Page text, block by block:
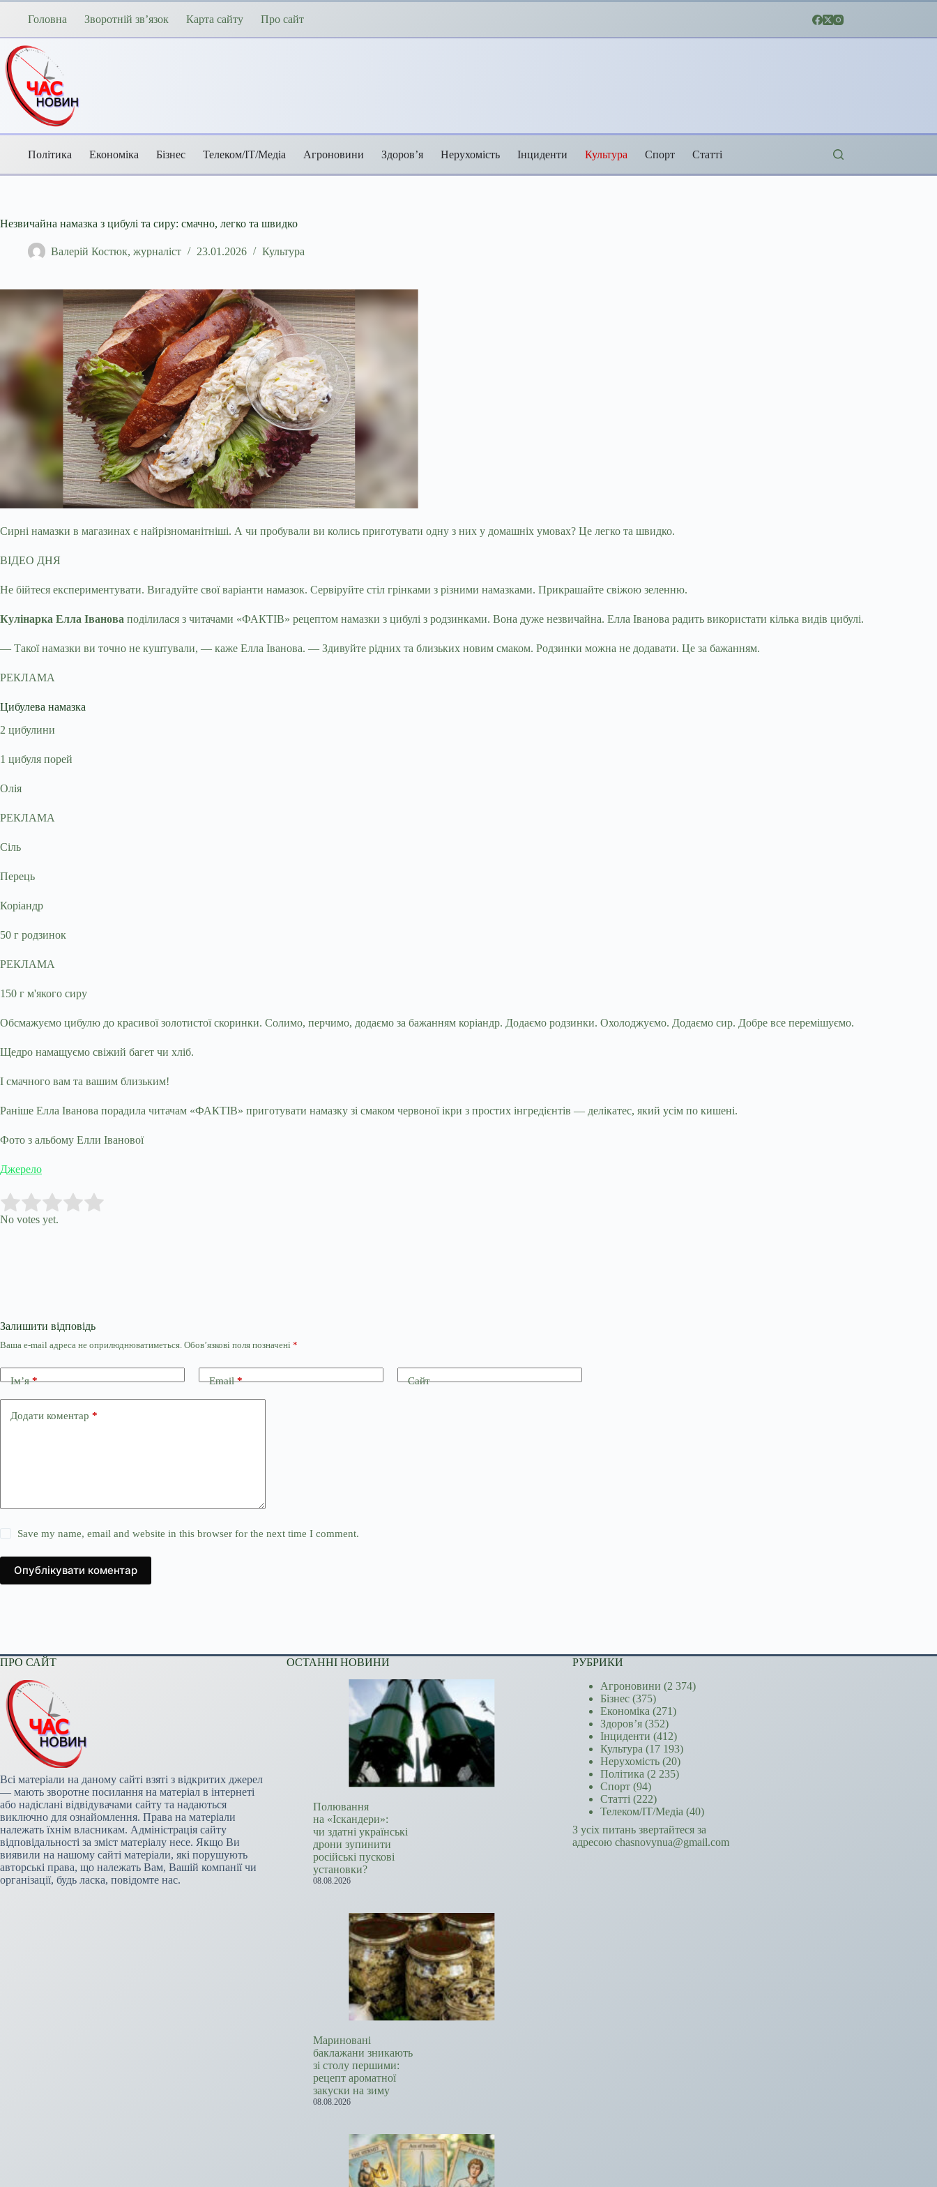
Перейти
Головна Зворотній зв’язок Карта сайту Про сайт
Політика Економіка Бізнес Телеком/ІТ/Медіа Агроновини Здоров’я Нерухомість Інциденти Культура Спорт Статті
Незвичайна намазка з цибулі та сиру: смачно, легко та швидко
Валерій Костюк, журналіст 23.01.2026 Культура
Сирні намазки в магазинах є найрізноманітніші. А чи пробували ви колись приготувати одну з них у домашніх умовах? Це легко та швидко.
ВІДЕО ДНЯ
Не бійтеся експериментувати. Вигадуйте свої варіанти намазок. Сервіруйте стіл грінками з різними намазками. Прикрашайте свіжою зеленню.
Кулінарка Елла Іванова поділилася з читачами «ФАКТІВ» рецептом намазки з цибулі з родзинками. Вона дуже незвичайна. Елла Іванова радить використати кілька видів цибулі.
— Такої намазки ви точно не куштували, — каже Елла Іванова. — Здивуйте рідних та близьких новим смаком. Родзинки можна не додавати. Це за бажанням.
РЕКЛАМА
Цибулева намазка
2 цибулини
1 цибуля порей
Олія
РЕКЛАМА
Сіль
Перець
Коріандр
50 г родзинок
РЕКЛАМА
150 г м'якого сиру
Обсмажуємо цибулю до красивої золотистої скоринки. Солимо, перчимо, додаємо за бажанням коріандр. Додаємо родзинки. Охолоджуємо. Додаємо сир. Добре все перемішуємо.
Щедро намащуємо свіжий багет чи хліб.
І смачного вам та вашим близьким!
Раніше Елла Іванова порадила читачам «ФАКТІВ» приготувати намазку зі смаком червоної ікри з простих інгредієнтів — делікатес, який усім по кишені.
Фото з альбому Елли Іванової
Джерело
Rate this item:
No votes yet.
Залишити відповідь
Ваша e-mail адреса не оприлюднюватиметься. Обов’язкові поля позначені *
Ім’я* Email* Сайт
Додати коментар *
Save my name, email and website in this browser for the next time I comment.
Опублікувати коментар
ПРО САЙТ
Всі матеріали на даному сайті взяті з відкритих джерел
— мають зворотне посилання на матеріал в інтернеті
або надіслані відвідувачами сайту та надаються
виключно для ознайомлення. Права на матеріали
належать їхнім власникам. Адміністрація сайту
відповідальності за зміст матеріалу несе. Якщо Ви
виявили на нашому сайті матеріали, які порушують
авторські права, що належать Вам, Вашій компанії чи
організації, будь ласка, повідомте нас.
ОСТАННІ НОВИНИ
Полювання
на «Іскандери»:
чи здатні українські
дрони зупинити
російські пускові
установки?
08.08.2026
Мариновані
баклажани зникають
зі столу першими:
рецепт ароматної
закуски на зиму
08.08.2026
РУБРИКИ
Агроновини (2 374)
Бізнес (375)
Економіка (271)
Здоров’я (352)
Інциденти (412)
Культура (17 193)
Нерухомість (20)
Політика (2 235)
Спорт (94)
Статті (222)
Телеком/ІТ/Медіа (40)
З усіх питань звертайтеся за
адресою chasnovynua@gmail.com